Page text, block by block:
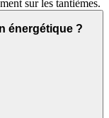
sur les tantièmes.
énergétique ?